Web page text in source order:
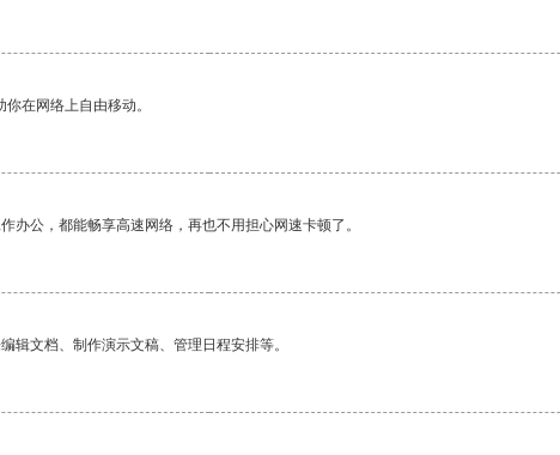
在网络上自由移动。
公，都能畅享高速网络，再也不用担心网速卡顿了。
辑文档、制作演示文稿、管理日程安排等。